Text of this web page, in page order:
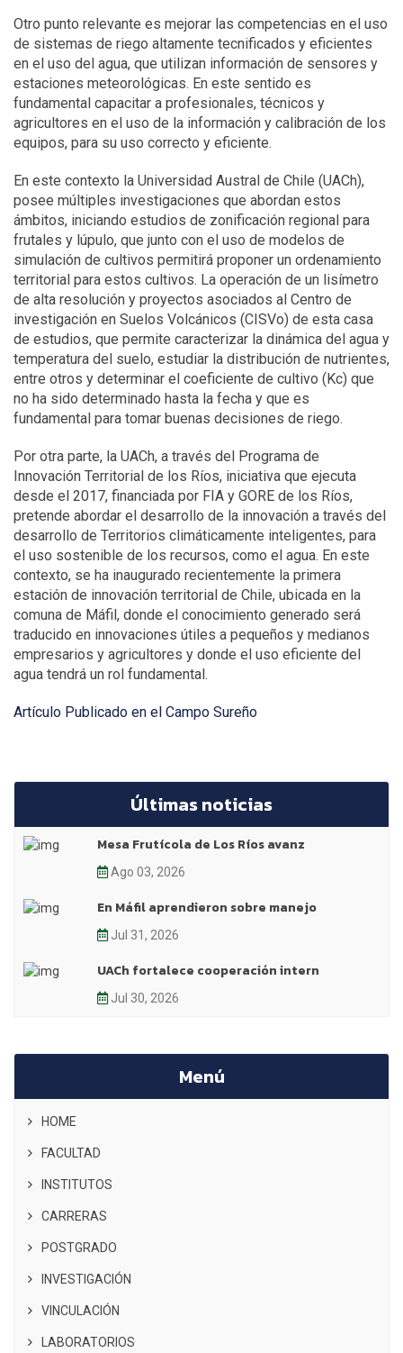
Otro punto relevante es mejorar las competencias en el uso
de sistemas de riego altamente tecnificados y eficientes
en el uso del agua, que utilizan información de sensores y
estaciones meteorológicas. En este sentido es
fundamental capacitar a profesionales, técnicos y
agricultores en el uso de la información y calibración de los
equipos, para su uso correcto y eficiente.
En este contexto la Universidad Austral de Chile (UACh),
posee múltiples investigaciones que abordan estos
ámbitos, iniciando estudios de zonificación regional para
frutales y lúpulo, que junto con el uso de modelos de
simulación de cultivos permitirá proponer un ordenamiento
territorial para estos cultivos. La operación de un lisímetro
de alta resolución y proyectos asociados al Centro de
investigación en Suelos Volcánicos (CISVo) de esta casa
de estudios, que permite caracterizar la dinámica del agua y
temperatura del suelo, estudiar la distribución de nutrientes,
entre otros y determinar el coeficiente de cultivo (Kc) que
no ha sido determinado hasta la fecha y que es
fundamental para tomar buenas decisiones de riego.
Por otra parte, la UACh, a través del Programa de
Innovación Territorial de los Ríos, iniciativa que ejecuta
desde el 2017, financiada por FIA y GORE de los Ríos,
pretende abordar el desarrollo de la innovación a través del
desarrollo de Territorios climáticamente inteligentes, para
el uso sostenible de los recursos, como el agua. En este
contexto, se ha inaugurado recientemente la primera
estación de innovación territorial de Chile, ubicada en la
comuna de Máfil, donde el conocimiento generado será
traducido en innovaciones útiles a pequeños y medianos
empresarios y agricultores y donde el uso eficiente del
agua tendrá un rol fundamental.
Artículo Publicado en el Campo Sureño
Últimas noticias
Mesa Frutícola de Los Ríos avanz
Ago 03, 2026
En Máfil aprendieron sobre manejo
Jul 31, 2026
UACh fortalece cooperación intern
Jul 30, 2026
Menú
HOME
FACULTAD
INSTITUTOS
CARRERAS
POSTGRADO
INVESTIGACIÓN
VINCULACIÓN
LABORATORIOS